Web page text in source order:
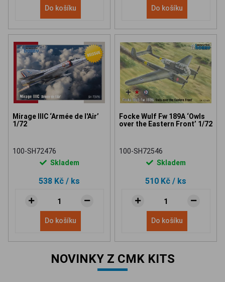
Do košíku Do košíku
Mirage IIIC ‘Armée de l'Air’
1/72
100-SH72476
Skladem
538 Kč / ks
Do košíku
Focke Wulf Fw 189A ‘Owls
over the Eastern Front’ 1/72
100-SH72546
Skladem
510 Kč / ks
Do košíku
NOVINKY Z CMK KITS